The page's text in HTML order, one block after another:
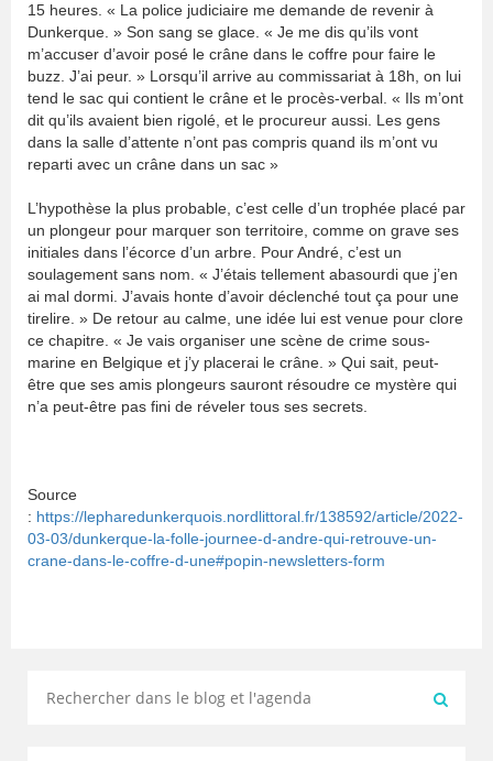
15 heures. « La police judiciaire me demande de revenir à
Dunkerque. » Son sang se glace. « Je me dis qu’ils vont
m’accuser d’avoir posé le crâne dans le coffre pour faire le
buzz. J’ai peur. » Lorsqu’il arrive au commissariat à 18h, on lui
tend le sac qui contient le crâne et le procès-verbal. « Ils m’ont
dit qu’ils avaient bien rigolé, et le procureur aussi. Les gens
dans la salle d’attente n’ont pas compris quand ils m’ont vu
reparti avec un crâne dans un sac »
L’hypothèse la plus probable, c’est celle d’un trophée placé par
un plongeur pour marquer son territoire, comme on grave ses
initiales dans l’écorce d’un arbre. Pour André, c’est un
soulagement sans nom. « J’étais tellement abasourdi que j’en
ai mal dormi. J’avais honte d’avoir déclenché tout ça pour une
tirelire. » De retour au calme, une idée lui est venue pour clore
ce chapitre. « Je vais organiser une scène de crime sous-
marine en Belgique et j’y placerai le crâne. » Qui sait, peut-
être que ses amis plongeurs sauront résoudre ce mystère qui
n’a peut-être pas fini de réveler tous ses secrets.
Source
: https://lepharedunkerquois.nordlittoral.fr/138592/article/2022-
03-03/dunkerque-la-folle-journee-d-andre-qui-retrouve-un-
crane-dans-le-coffre-d-une#popin-newsletters-form